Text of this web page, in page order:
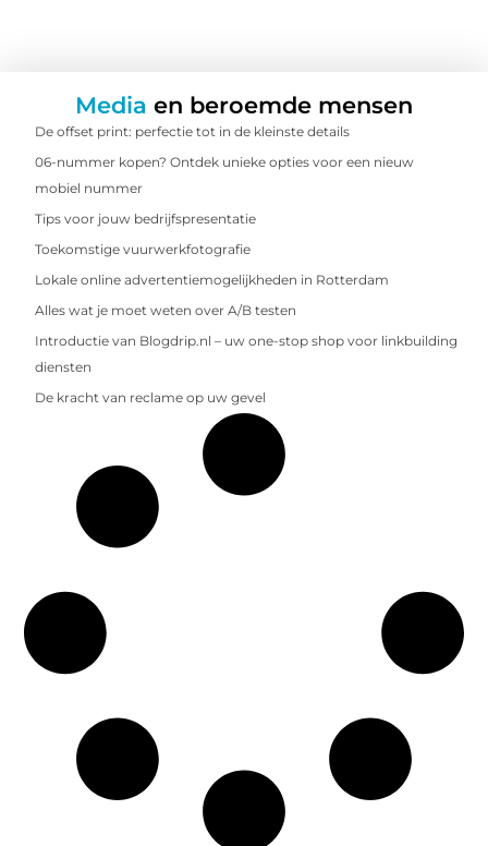
Media en beroemde mensen
De offset print: perfectie tot in de kleinste details
06-nummer kopen? Ontdek unieke opties voor een nieuw
mobiel nummer
Tips voor jouw bedrijfspresentatie
Toekomstige vuurwerkfotografie
Lokale online advertentiemogelijkheden in Rotterdam
Alles wat je moet weten over A/B testen
Introductie van Blogdrip.nl – uw one-stop shop voor linkbuilding
diensten
De kracht van reclame op uw gevel